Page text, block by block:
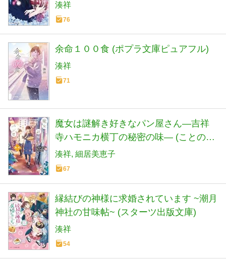
湊祥
76
余命１００食 (ポプラ文庫ピュアフル)
湊祥
71
魔女は謎解き好きなパン屋さん―吉祥
寺ハモニカ横丁の秘密の味― (ことのは
文庫)
湊祥 細居美恵子
67
縁結びの神様に求婚されています ~潮月
神社の甘味帖~ (スターツ出版文庫)
湊祥
54